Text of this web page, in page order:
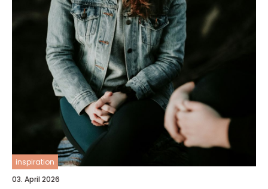
inspiration
03. April 2026